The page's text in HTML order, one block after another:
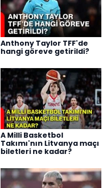
Anthony Taylor TFF'de
hangi göreve getirildi?
A Milli Basketbol
Takımı'nın Litvanya maçı
biletleri ne kadar?